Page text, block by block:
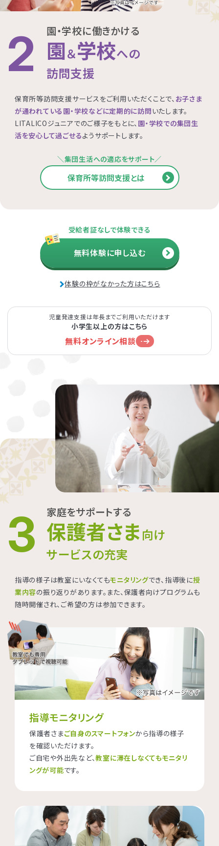
2 園・学校に働きかける
園＆学校への
訪問支援
保育所等訪問支援サービスをご利用いただくことで、 お子さま
が通われている園・学校などに定期的に訪問いたします。
LITALICOジュニアでのご様子をもとに、 園・学校での集団生
活を安心して過ごせるようサポートします。
＼集団生活への適応をサポート／
保育所等訪問支援とは
受給者証なしで体験できる
無料体験に申し込む
体験の枠がなかった方はこちら
児童発達支援は年長までご利用いただけます
小学生以上の方はこちら
無料オンライン相談
3 家庭をサポートする
保護者さま 向け
サービスの充実
指導の様子は教室にいなくてもモニタリングでき、指導後に授
業内容の振り返りがあります。また、保護者向けプログラムも
随時開催され、ご希望の方は参加できます。
指導モニタリング
保護者さまご自身のスマートフォンから指導の様子
を確認いただけます。
ご自宅や外出先など、教室に滞在しなくてもモニタリ
ングが可能です。